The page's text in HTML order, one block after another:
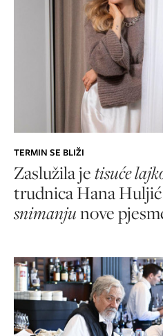
TERMIN SE BLIŽI
Zaslužila jetisuće
trudnica Hana
snimanjunove